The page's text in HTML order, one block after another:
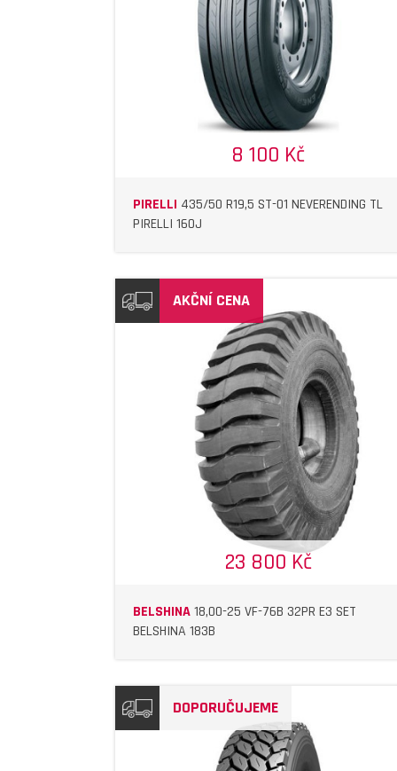
8 100 Kč
PIRELLI 435/50 R19,5 ST-01 NEVERENDING TL
PIRELLI 160J
AKČNÍ CENA
23 800 Kč
BELSHINA18,00-25 VF-76B 32PR E3 SET
BELSHINA 183B
DETAIL
DOPORUČUJEME